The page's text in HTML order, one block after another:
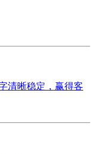
清晰稳定，赢得客